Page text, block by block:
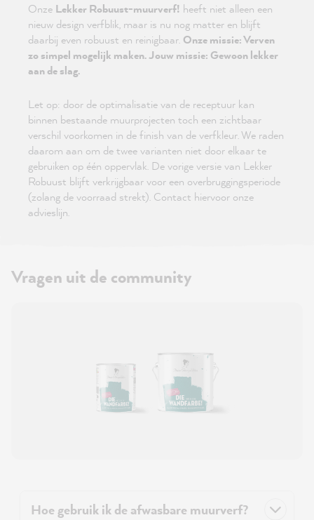
Onze Lekker Robuust-muurverf! heeft niet alleen een
nieuw design verfblik, maar is nu nog matter en blijft
daarbij even robuust en reinigbaar. Onze missie: Verven
zo simpel mogelijk maken. Jouw missie: Gewoon lekker
aan de slag.
Let op: door de optimalisatie van de receptuur kan
binnen bestaande muurprojecten toch een zichtbaar
verschil voorkomen in de finish van de verfkleur. We raden
daarom aan om de twee varianten niet door elkaar te
gebruiken op één oppervlak. De vorige versie van Lekker
Robuust blijft verkrijgbaar voor een overbruggingsperiode
(zolang de voorraad strekt). Contact hiervoor onze
advieslijn.
Vragen uit de community
Hoe gebruik ik de afwasbare muurverf?